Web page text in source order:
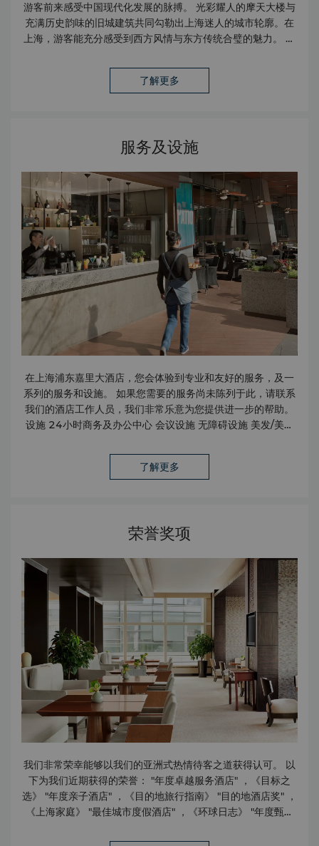
游客前来感受中国现代化发展的脉搏。 光彩耀人的摩天大楼与
充满历史韵味的旧城建筑共同勾勒出上海迷人的城市轮廓。在
上海，游客能充分感受到西方风情与东方传统合璧的魅力。 嘉
以让游客零距离体验上海的蓬勃朝气。 阅读《香格里拉会专
讯》，了解更多目的地信息：
了解更多
服务及设施
在上海浦东嘉里大酒店，您会体验到专业和友好的服务，及一
系列的服务和设施。 如果您需要的服务尚未陈列于此，请联系
我们的酒店工作人员，我们非常乐意为您提供进一步的帮助。
设施 24小时商务及办公中心 会议设施 无障碍设施 美发/美容
心 商务及办公中心每天24小时为您提供卓越服务及先进的设
施，包括16间配套齐全的服务式办公室及4间设施完备的会议
室。 我们拥有一支专业且敬业的团队随时为您待命，全方位协
助您把握商机。 设施 宽带上网 电话会议/视频会议设施 会议
室/董事会议厅 服务式办公室租用 服务 装订服务 名片印刷 快
递服务 传真及影印服务 打印、激光打印及扫描服务 秘书服务
笔译/口译服务 设备 视听设备 液晶投影仪 投影仪 幻灯机 移动
电话 PC工作站
了解更多
荣誉奖项
我们非常荣幸能够以我们的亚洲式热情待客之道获得认可。 以
下为我们近期获得的荣誉： "年度卓越服务酒店" ，《目标之
选》 "年度亲子酒店" ，《目的地旅行指南》 "目的地酒店奖" ，
《上海家庭》 "最佳城市度假酒店" ，《环球日志》 "年度甄选
子度假酒店" ，《中国最佳酒店大奖》 "2024 年度《旅城》旅